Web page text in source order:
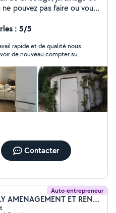
pouvez pas faire ou vous
: 5/5
rapide et de qualité nous
de nouveau compter sur
Contacter
Auto-entrepreneur
Robin Menard (E.Y AMENAGEMENT ET RENOVATION)